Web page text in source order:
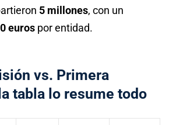
5 millones, con un
euros por entidad.
vs. Primera
tabla lo resume todo